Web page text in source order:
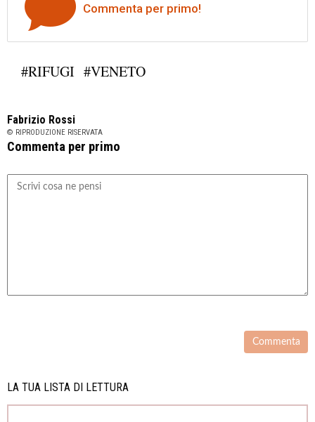
Commenta per primo!
#RIFUGI #VENETO
Fabrizio Rossi
© RIPRODUZIONE RISERVATA
Commenta per primo
LA TUA LISTA DI LETTURA